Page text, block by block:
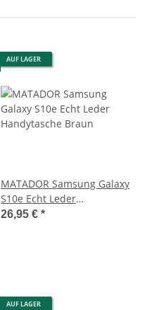
AUF LAGER
MATADOR Samsung Galaxy
S10e Echt Leder
Handytasche Braun
26,95 € *
AUF LAGER